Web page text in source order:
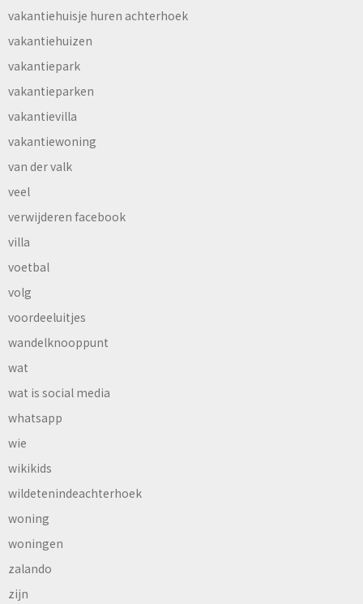
vakantiehuisje huren achterhoek
vakantiehuizen
vakantiepark
vakantieparken
vakantievilla
vakantiewoning
van der valk
veel
verwijderen facebook
villa
voetbal
volg
voordeeluitjes
wandelknooppunt
wat
wat is social media
whatsapp
wie
wikikids
wildetenindeachterhoek
woning
woningen
zalando
zijn